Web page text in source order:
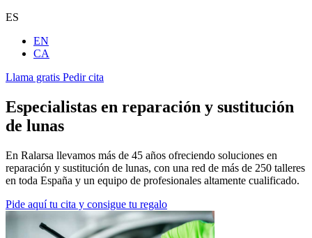
ES
EN
CA
Llama gratis Pedir cita
Especialistas en reparación y sustitución
de lunas
En Ralarsa llevamos más de 45 años ofreciendo soluciones en
reparación y sustitución de lunas, con una red de más de 250 talleres
en toda España y un equipo de profesionales altamente cualificado.
Pide aquí tu cita y consigue tu regalo